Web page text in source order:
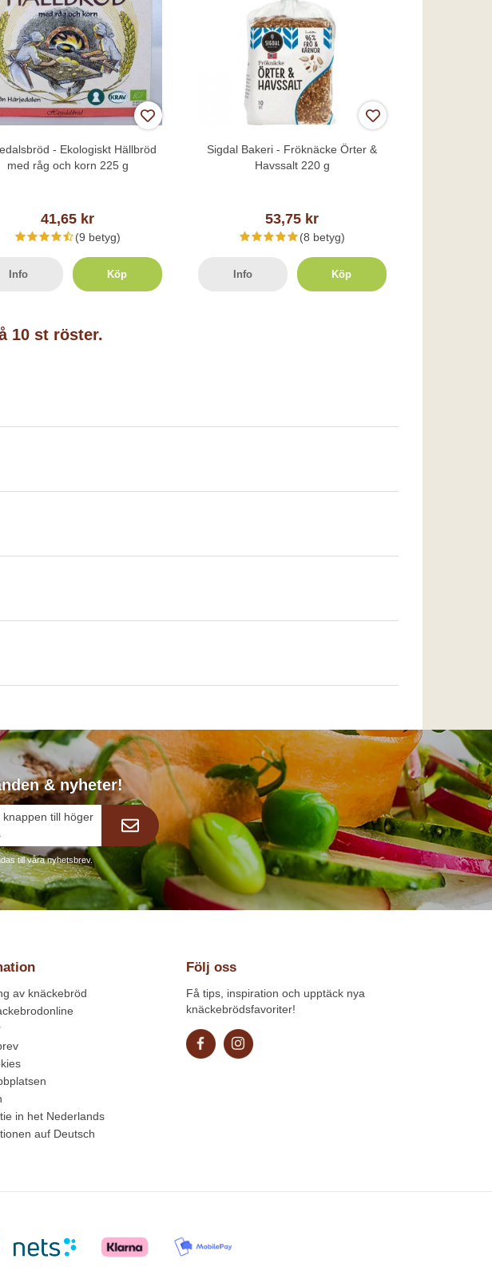
- Ekologiskt Hällbröd
med råg och korn 225 g
41,65 kr
(9 betyg)
Info Köp
Sigdal Bakeri - Fröknäcke Örter &
Havssalt 220 g
53,75 kr
(8 betyg)
Info Köp
10 st röster.
& nyheter!
till höger
till våra nyhetsbrev.
av knäckebröd
in het Nederlands
auf Deutsch
Följ oss
Få tips, inspiration och upptäck nya
knäckebrödsfavoriter!